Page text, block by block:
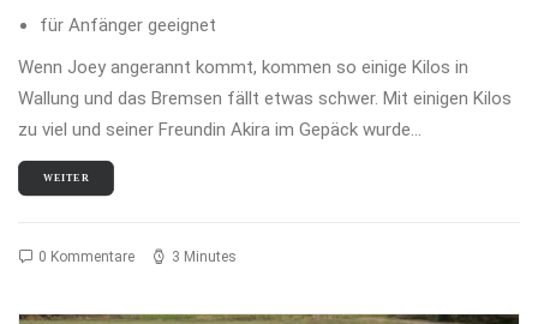
für Anfänger geeignet
Wenn Joey angerannt kommt, kommen so einige Kilos in
Wallung und das Bremsen fällt etwas schwer. Mit einigen Kilos
zu viel und seiner Freundin Akira im Gepäck wurde…
WEITER
0 Kommentare 3 Minutes